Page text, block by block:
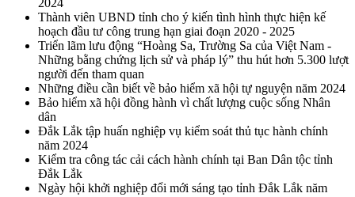
2024
Thành viên UBND tỉnh cho ý kiến tình hình thực hiện kế
hoạch đầu tư công trung hạn giai đoạn 2020 - 2025
Triển lãm lưu động “Hoàng Sa, Trường Sa của Việt Nam -
Những bằng chứng lịch sử và pháp lý” thu hút hơn 5.300 lượt
người đến tham quan
Những điều cần biết về bảo hiểm xã hội tự nguyện năm 2024
Bảo hiểm xã hội đồng hành vì chất lượng cuộc sống Nhân
dân
Đắk Lắk tập huấn nghiệp vụ kiểm soát thủ tục hành chính
năm 2024
Kiểm tra công tác cải cách hành chính tại Ban Dân tộc tỉnh
Đắk Lắk
Ngày hội khởi nghiệp đổi mới sáng tạo tỉnh Đắk Lắk năm